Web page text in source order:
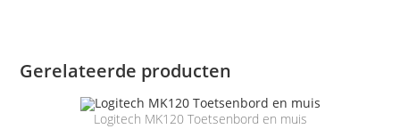
Gerelateerde producten
Logitech MK120 Toetsenbord en muis